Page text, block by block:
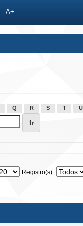
A+
Q R S T U
Registro(s):